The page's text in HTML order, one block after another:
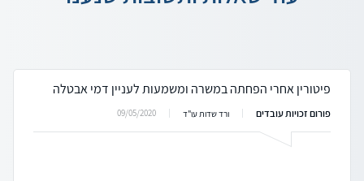
פיטורין אחרי הפחתה במשרה ומשמעות לעניין דמי אבטלה
פורום זכויות עובדים ורד שדות עו"ד 09/05/2020